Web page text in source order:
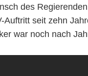
des
Auftritt seit zehn
war noch nach